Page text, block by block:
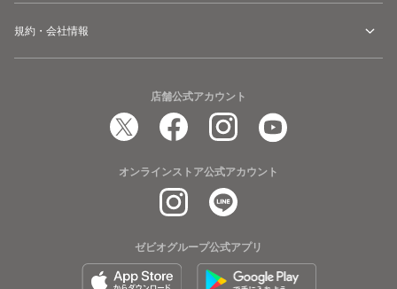
規約・会社情報
店舗公式アカウント
オンラインストア公式アカウント
ゼビオグループ公式アプリ